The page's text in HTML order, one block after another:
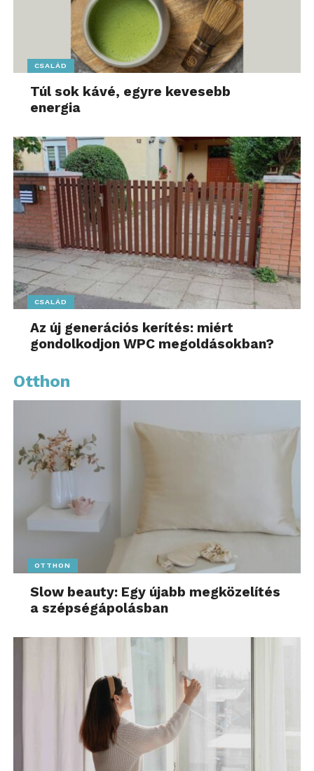
CSALÁD
Túl sok kávé, egyre kevesebb
energia
CSALÁD
Az új generációs kerítés: miért
gondolkodjon WPC megoldásokban?
Otthon
OTTHON
Slow beauty: Egy újabb megközelítés
a szépségápolásban